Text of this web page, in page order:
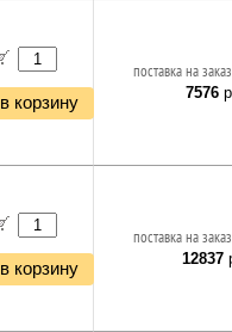
в корзину
поставка на
7576
в корзину
поставка на
12837